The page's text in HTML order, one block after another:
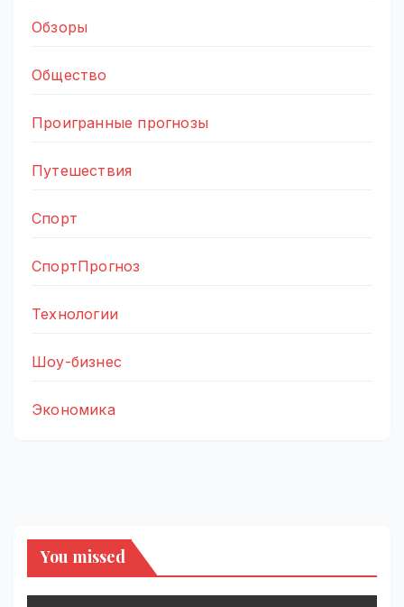
Обзоры
Общество
Проигранные прогнозы
Путешествия
Спорт
СпортПрогноз
Технологии
Шоу-бизнес
Экономика
You missed